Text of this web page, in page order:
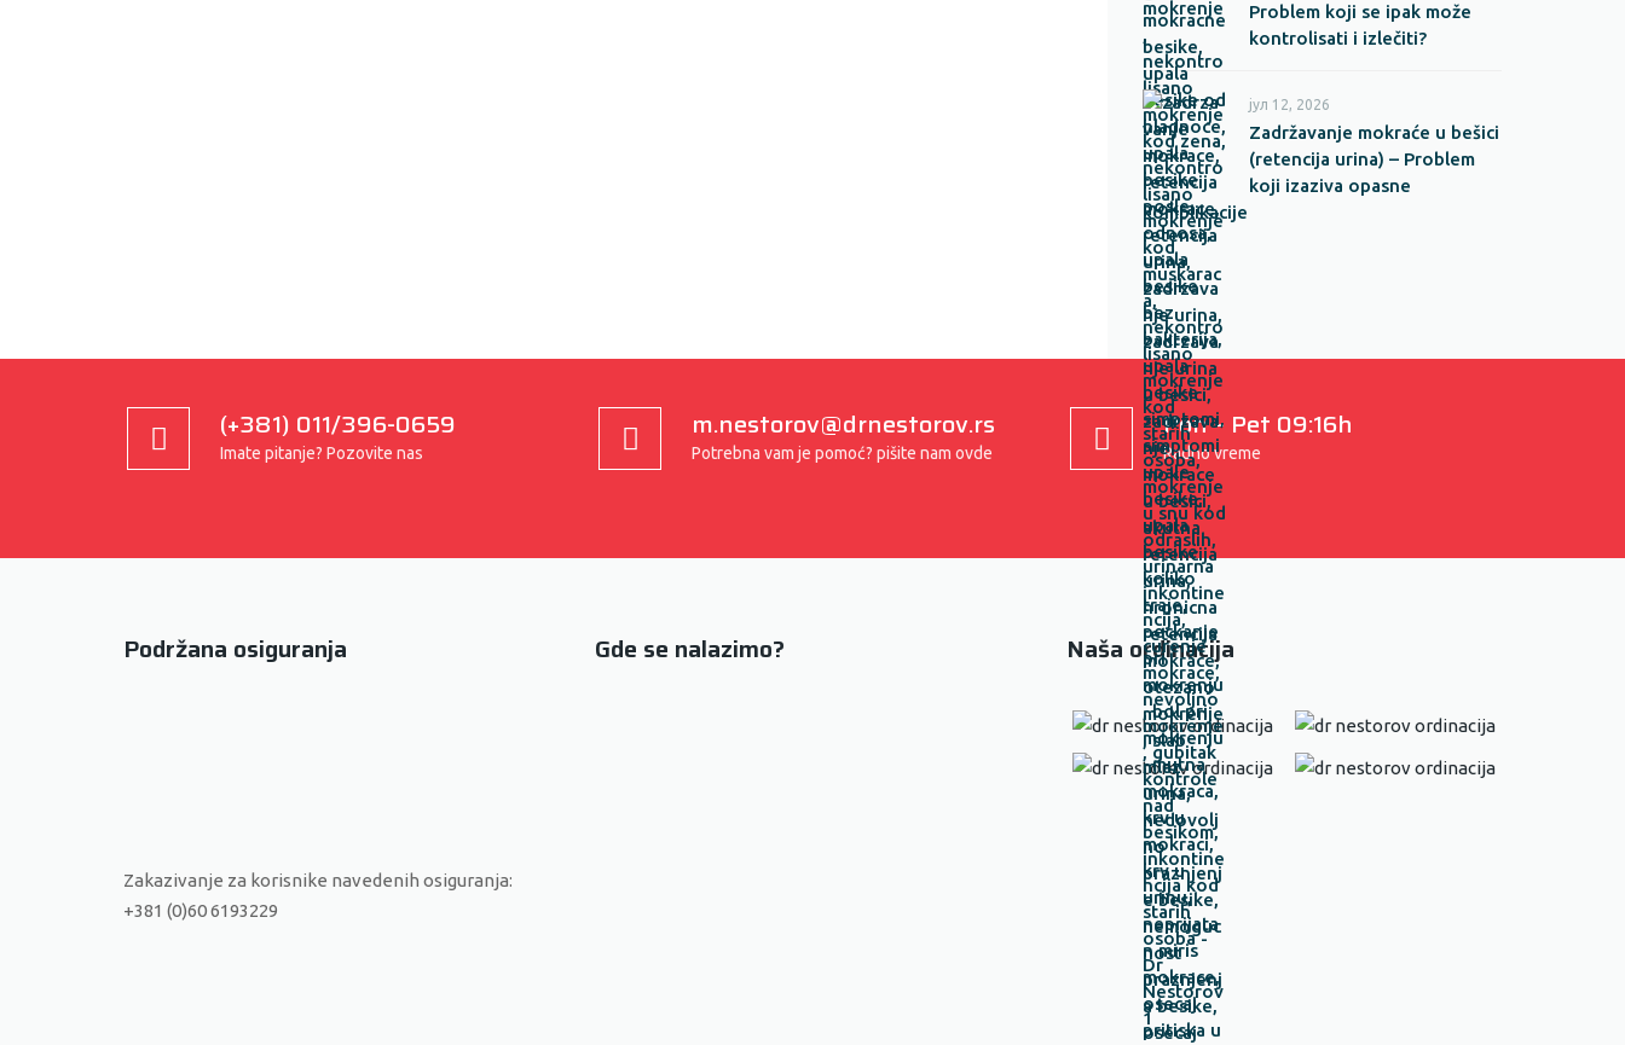
Problem koji se ipak može
kontrolisati i izlečiti?
јул 12, 2026
Zadržavanje mokraće u bešici
(retencija urina) – Problem
koji izaziva opasne
komplikacije
(+381) 011/396-0659
Imate pitanje? Pozovite nas
m.nestorov@drnestorov.rs
Potrebna vam je pomoć? pišite nam ovde
Pon – Pet 09:16h
Radno vreme
Podržana osiguranja
Zakazivanje za korisnike navedenih osiguranja:
+381 (0)60 6193229
Gde se nalazimo? Naša ordinacija